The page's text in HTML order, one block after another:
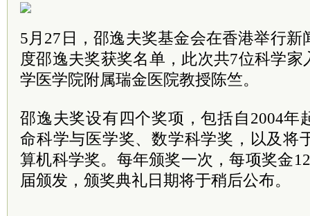
5月27日，邵逸夫奖基金会在香港举行新
度邵逸夫奖获奖名单，此次共7位科学
学医学院附属瑞金医院教授陈竺。
邵逸夫奖设有四个奖项，包括自2004年
命科学与医学奖、数学科学奖，以及将
算机科学奖。每年颁奖一次，每项奖金
届颁发，颁奖典礼日期将于稍后公布。